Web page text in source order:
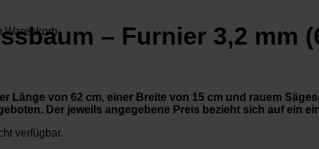
Warenkorb.
– Furnier 3,2 mm
Länge von 62 cm, einer Breite von 15 cm und rauem
Der jeweils angegebene Preis bezieht sich auf ein
verfügbar.